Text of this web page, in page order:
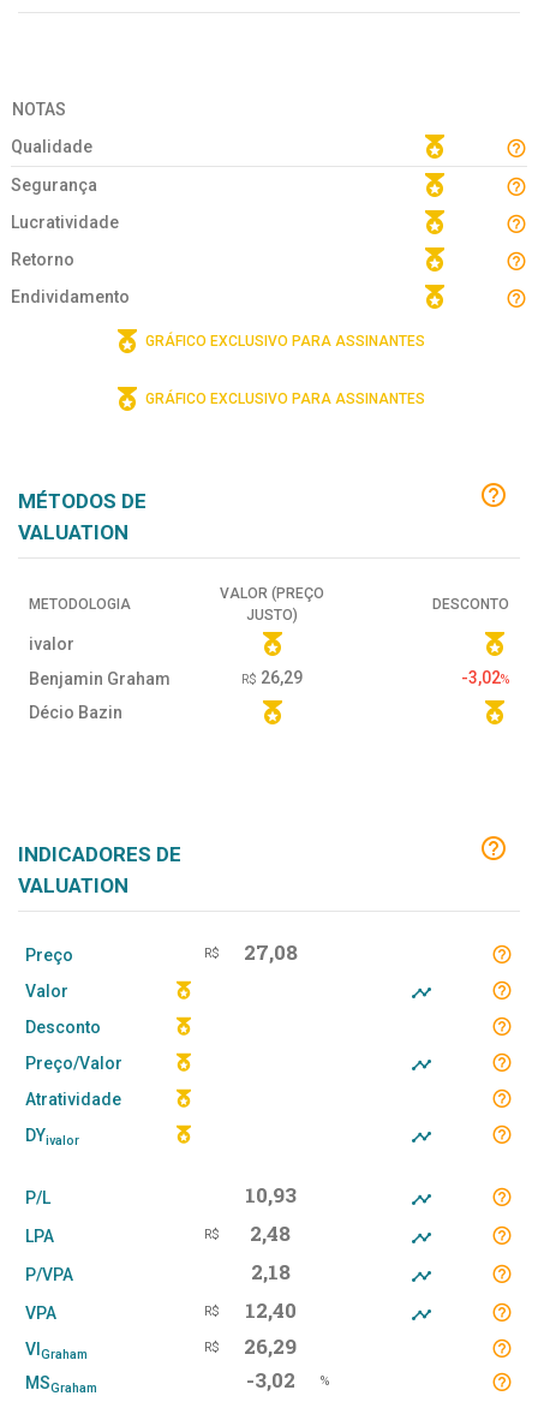
NOTAS
Qualidade
Segurança
Lucratividade
Retorno
Endividamento
GRÁFICO EXCLUSIVO PARA ASSINANTES
GRÁFICO EXCLUSIVO PARA ASSINANTES
MÉTODOS DE
VALUATION
METODOLOGIA
VALOR (PREÇO
JUSTO)
DESCONTO
ivalor
Benjamin Graham
R$ 26,29 -3,02%
Décio Bazin
INDICADORES DE
VALUATION
Preço R$ 27,08
Valor
Desconto
Preço/Valor
Atratividade
DYivalor
P/L 10,93
LPA R$ 2,48
P/VPA 2,18
VPA R$ 12,40
VI Graham R$ 26,29
MSGraham -3,02 %